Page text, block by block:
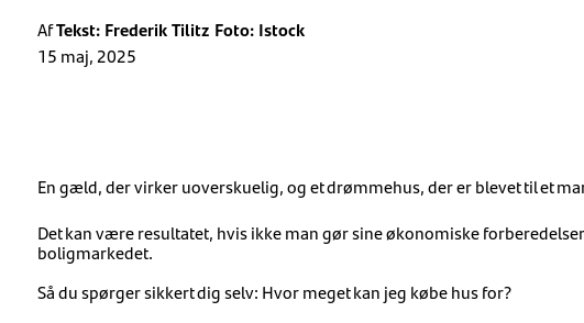
AfTekst: Frederik Tilitz Foto: Istock
15 maj, 2025
En gæld, der virker uoverskuelig, og et drømmehus, der er blevet til et
Det kan være resultatet, hvis ikke man gør sine økonomiske
boligmarkedet.
Så du spørger sikkert dig selv: Hvor meget kan jeg købe hus for?